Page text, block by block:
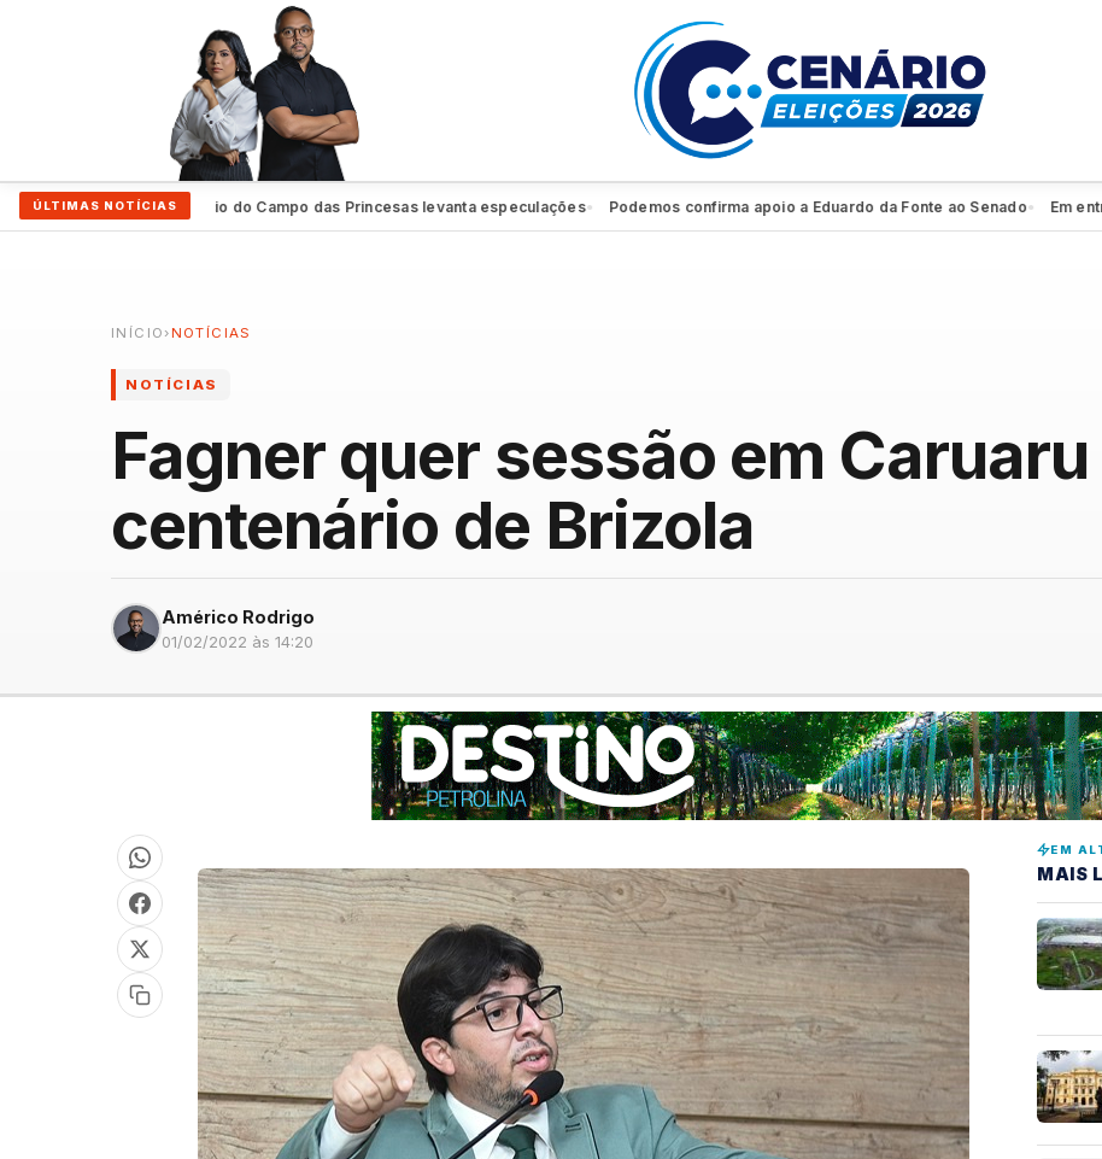
ÚLTIMAS NOTÍCIAS
Encontro no Palácio do Campo das Princesas levanta especulações● Podemos confirma apoio a Eduardo da Fonte ao Senado● Em
INÍCIO ›NOTÍCIAS
NOTÍCIAS
Fagner quer sessão em
centenário de Brizola
Américo Rodrigo
01/02/2022 às 14:20
EM
MAIS